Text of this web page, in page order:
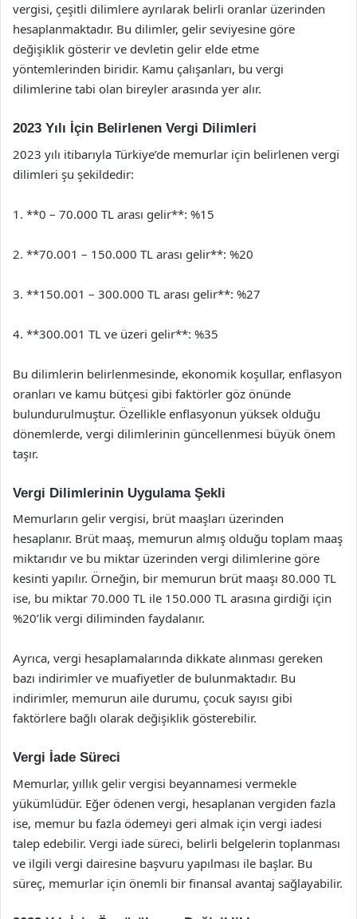
vergisi, çeşitli dilimlere ayrılarak belirli oranlar üzerinden
hesaplanmaktadır. Bu dilimler, gelir seviyesine göre
değişiklik gösterir ve devletin gelir elde etme
yöntemlerinden biridir. Kamu çalışanları, bu vergi
dilimlerine tabi olan bireyler arasında yer alır.
2023 Yılı İçin Belirlenen Vergi Dilimleri
2023 yılı itibarıyla Türkiye’de memurlar için belirlenen vergi
dilimleri şu şekildedir:
1. **0 – 70.000 TL arası gelir**: %15
2. **70.001 – 150.000 TL arası gelir**: %20
3. **150.001 – 300.000 TL arası gelir**: %27
4. **300.001 TL ve üzeri gelir**: %35
Bu dilimlerin belirlenmesinde, ekonomik koşullar, enflasyon
oranları ve kamu bütçesi gibi faktörler göz önünde
bulundurulmuştur. Özellikle enflasyonun yüksek olduğu
dönemlerde, vergi dilimlerinin güncellenmesi büyük önem
taşır.
Vergi Dilimlerinin Uygulama Şekli
Memurların gelir vergisi, brüt maaşları üzerinden
hesaplanır. Brüt maaş, memurun almış olduğu toplam maaş
miktarıdır ve bu miktar üzerinden vergi dilimlerine göre
kesinti yapılır. Örneğin, bir memurun brüt maaşı 80.000 TL
ise, bu miktar 70.000 TL ile 150.000 TL arasına girdiği için
%20’lik vergi diliminden faydalanır.
Ayrıca, vergi hesaplamalarında dikkate alınması gereken
bazı indirimler ve muafiyetler de bulunmaktadır. Bu
indirimler, memurun aile durumu, çocuk sayısı gibi
faktörlere bağlı olarak değişiklik gösterebilir.
Vergi İade Süreci
Memurlar, yıllık gelir vergisi beyannamesi vermekle
yükümlüdür. Eğer ödenen vergi, hesaplanan vergiden fazla
ise, memur bu fazla ödemeyi geri almak için vergi iadesi
talep edebilir. Vergi iade süreci, belirli belgelerin toplanması
ve ilgili vergi dairesine başvuru yapılması ile başlar. Bu
süreç, memurlar için önemli bir finansal avantaj sağlayabilir.